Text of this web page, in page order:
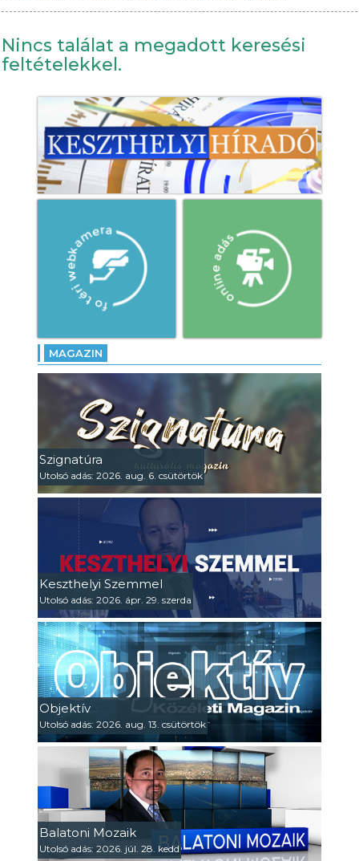
Nincs találat a megadott keresési
feltételekkel.
MAGAZIN
Szignatúra
Utolsó adás: 2026. aug. 6. csütörtök
Keszthelyi Szemmel
Utolsó adás: 2026. ápr. 29. szerda
Objektív
Utolsó adás: 2026. aug. 13. csütörtök
Balatoni Mozaik
Utolsó adás: 2026. júl. 28. kedd